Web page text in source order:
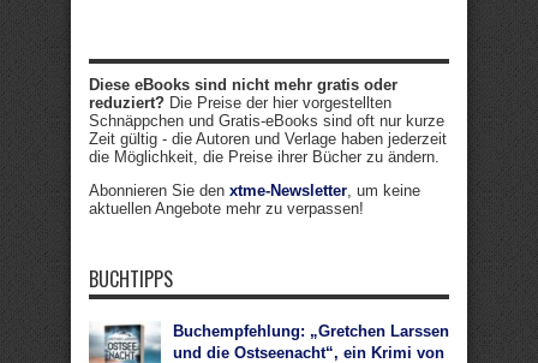
Diese eBooks sind nicht mehr gratis oder
reduziert? Die Preise der hier vorgestellten
Schnäppchen und Gratis-eBooks sind oft nur kurze
Zeit gültig - die Autoren und Verlage haben jederzeit
die Möglichkeit, die Preise ihrer Bücher zu ändern.
Abonnieren Sie den xtme-Newsletter, um keine
aktuellen Angebote mehr zu verpassen!
BUCHTIPPS
Buchempfehlung: „Gretchen Larssen
und die Ostseenacht“, ein Krimi von